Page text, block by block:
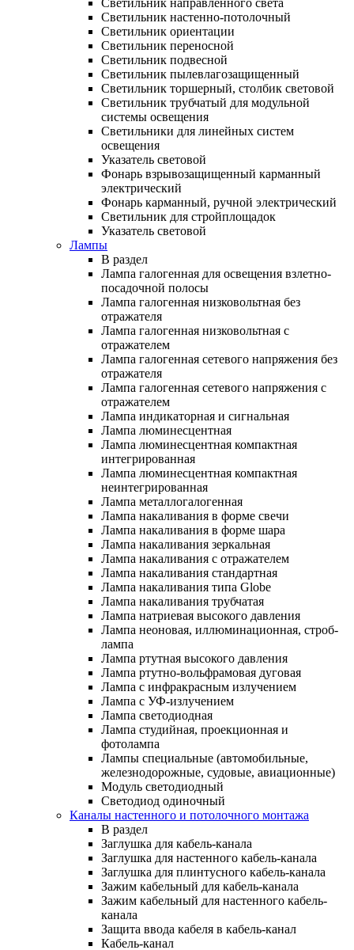
Светильник настенно-потолочный
Светильник ориентации
Светильник переносной
Светильник подвесной
Светильник пылевлагозащищенный
Светильник торшерный, столбик световой
Светильник трубчатый для модульной
системы освещения
Светильники для линейных систем
освещения
Указатель световой
Фонарь взрывозащищенный карманный
электрический
Фонарь карманный, ручной электрический
Светильник для стройплощадок
Указатель световой
Лампы
В раздел
Лампа галогенная для освещения взлетно-
посадочной полосы
Лампа галогенная низковольтная без
отражателя
Лампа галогенная низковольтная с
отражателем
Лампа галогенная сетевого напряжения без
отражателя
Лампа галогенная сетевого напряжения с
отражателем
Лампа индикаторная и сигнальная
Лампа люминесцентная
Лампа люминесцентная компактная
интегрированная
Лампа люминесцентная компактная
неинтегрированная
Лампа металлогалогенная
Лампа накаливания в форме свечи
Лампа накаливания в форме шара
Лампа накаливания зеркальная
Лампа накаливания с отражателем
Лампа накаливания стандартная
Лампа накаливания типа Globe
Лампа накаливания трубчатая
Лампа натриевая высокого давления
Лампа неоновая, иллюминационная, строб-
лампа
Лампа ртутная высокого давления
Лампа ртутно-вольфрамовая дуговая
Лампа с инфракрасным излучением
Лампа с УФ-излучением
Лампа светодиодная
Лампа студийная, проекционная и
фотолампа
Лампы специальные (автомобильные,
железнодорожные, судовые, авиационные)
Модуль светодиодный
Светодиод одиночный
Каналы настенного и потолочного монтажа
В раздел
Заглушка для кабель-канала
Заглушка для настенного кабель-канала
Заглушка для плинтусного кабель-канала
Зажим кабельный для кабель-канала
Зажим кабельный для настенного кабель-
канала
Защита ввода кабеля в кабель-канал
Кабель-канал